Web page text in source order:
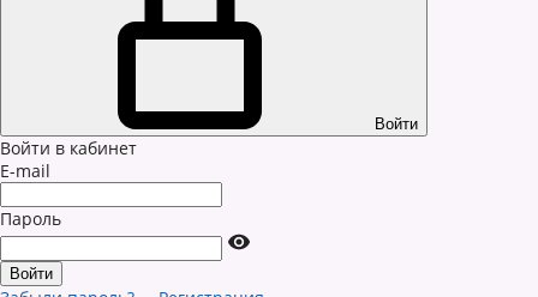
Войти
Войти в кабинет
E-mail
Пароль